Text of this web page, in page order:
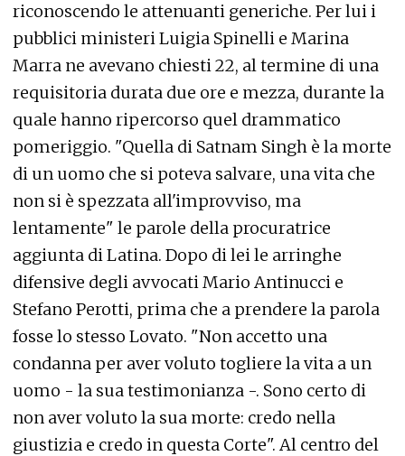
riconoscendo le attenuanti generiche. Per lui i
pubblici ministeri Luigia Spinelli e Marina
Marra ne avevano chiesti 22, al termine di una
requisitoria durata due ore e mezza, durante la
quale hanno ripercorso quel drammatico
pomeriggio. "Quella di Satnam Singh è la morte
di un uomo che si poteva salvare, una vita che
non si è spezzata all'improvviso, ma
lentamente" le parole della procuratrice
aggiunta di Latina. Dopo di lei le arringhe
difensive degli avvocati Mario Antinucci e
Stefano Perotti, prima che a prendere la parola
fosse lo stesso Lovato. "Non accetto una
condanna per aver voluto togliere la vita a un
uomo - la sua testimonianza -. Sono certo di
non aver voluto la sua morte: credo nella
giustizia e credo in questa Corte". Al centro del